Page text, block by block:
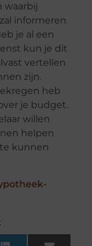
waarbij
informeren
je al een
kun je dit
vertellen
zijn.
heb
je budget.
willen
helpen
kunnen